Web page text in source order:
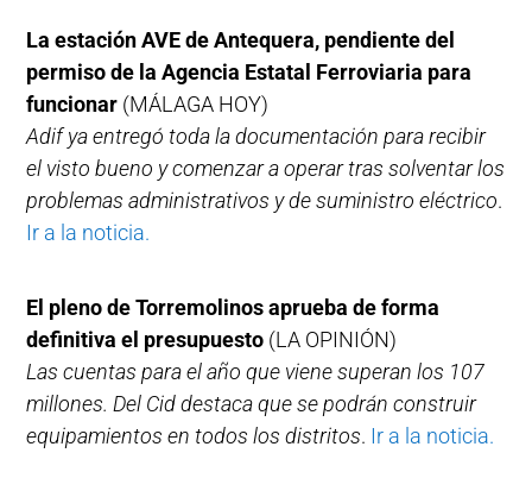
La estación AVE de Antequera, pendiente del
permiso de la Agencia Estatal Ferroviaria para
funcionar (MÁLAGA HOY)
Adif ya entregó toda la documentación para recibir
el visto bueno y comenzar a operar tras solventar los
problemas administrativos y de suministro eléctrico.
Ir a la noticia.
El pleno de Torremolinos aprueba de forma
definitiva el presupuesto (LA OPINIÓN)
Las cuentas para el año que viene superan los 107
millones. Del Cid destaca que se podrán construir
equipamientos en todos los distritos. Ir a la noticia.